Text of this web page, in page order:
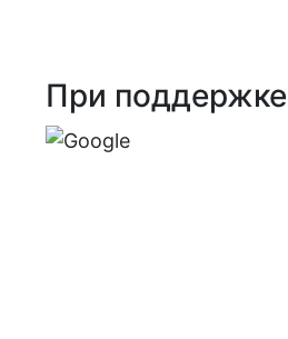
При поддержке